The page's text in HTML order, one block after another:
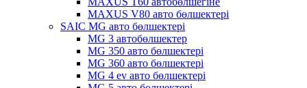
MAXUS V80 авто бөлшектері
SAIC MG авто бөлшектері
MG 3 автобөлшектер
MG 350 авто бөлшектері
MG 360 авто бөлшектері
MG 4 ev авто бөлшектері